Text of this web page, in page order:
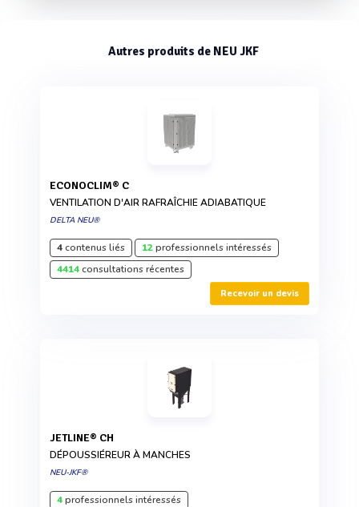
Autres produits de NEU JKF
ECONOCLIM® C
VENTILATION D'AIR RAFRAÎCHIE ADIABATIQUE
DELTA NEU®
4contenus liés 12professionnels intéressés
4414consultations récentes
Recevoir un devis
JETLINE® CH
DÉPOUSSIÉREUR À MANCHES
NEU-JKF®
4professionnels intéressés